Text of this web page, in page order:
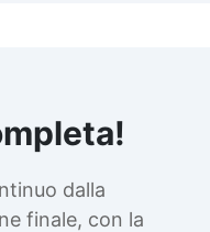
dalla
finale, con la